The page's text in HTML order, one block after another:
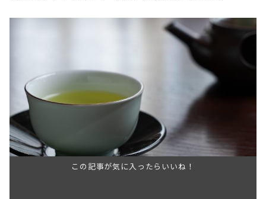
この記事が気に入ったらいいね！